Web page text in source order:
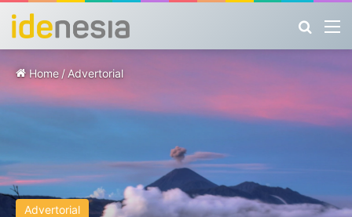
Home / Advertorial
Advertorial